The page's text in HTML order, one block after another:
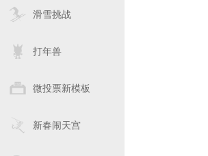
滑雪挑战
打年兽
微投票新模板
新春闹天宫